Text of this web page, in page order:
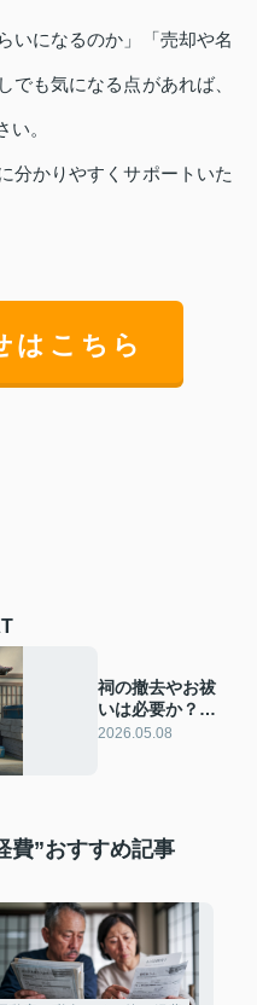
いになるのか」「売却や名
でも気になる点があれば、
。
分かりやすくサポートいた
はこちら
祠の撤去やお祓
いは必要か？富
士市で費用相場
2026.05.08
費”おすすめ記事